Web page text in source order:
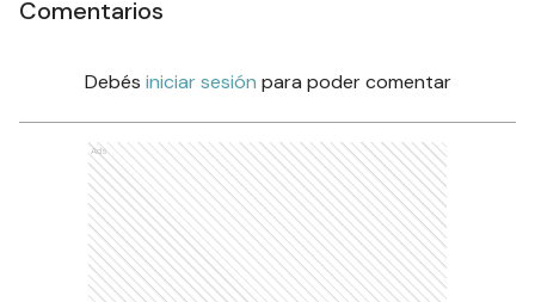
Comentarios
Debés iniciar sesión para poder comentar
Ads